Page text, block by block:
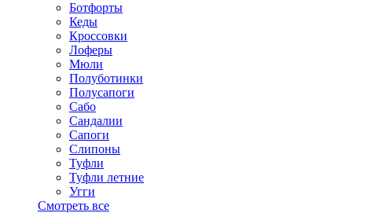
Ботфорты
Кеды
Кроссовки
Лоферы
Мюли
Полуботинки
Полусапоги
Сабо
Сандалии
Сапоги
Слипоны
Туфли
Туфли летние
Угги
Смотреть все